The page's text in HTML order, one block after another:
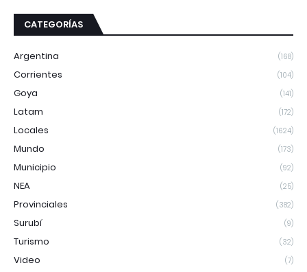
CATEGORÍAS
Argentina (168)
Corrientes (104)
Goya (141)
Latam (172)
Locales (1624)
Mundo (173)
Municipio (92)
NEA (25)
Provinciales (382)
Surubí (9)
Turismo (32)
Video (7)